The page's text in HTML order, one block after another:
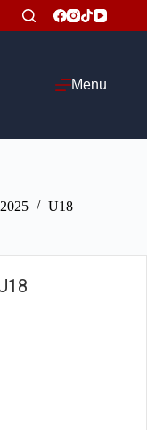
Menu
U18